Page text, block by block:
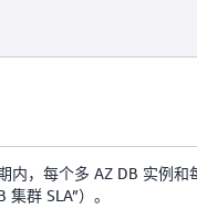
内，每个多 AZ DB 实例
群 SLA”）。